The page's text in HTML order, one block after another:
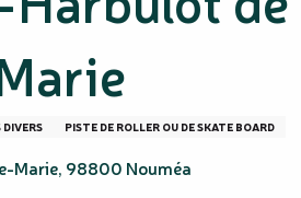
PISTE DE ROLLER OU DE SKATE BOARD
Marie, 98800 Nouméa